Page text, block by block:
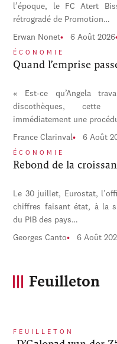
l’époque, le FC Atert
rétrogradé de Promotion…
Erwan Nonet 6 Août 2026
ÉCONOMIE
Quand l’emprise
« Est-ce qu’Angela
discothèques, cette
immédiatement une
France Clarinval 6 Août
ÉCONOMIE
Rebond de la
Le 30 juillet, Eurostat,
chiffres faisant état, à la
du PIB des pays…
Georges Canto 6 Août
Feuilleton
FEUILLETON